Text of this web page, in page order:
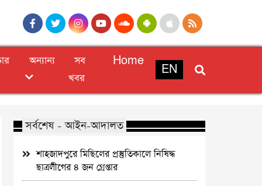
অন্যান্য
সব
খবর
Home
EN
সর্বশেষ - আইন-আদালত
শাহজাদপুরে মিছিলের প্রস্তুতিকালে নিষিদ্ধ
ছাত্রলীগের ৪ জন গ্রেপ্তার